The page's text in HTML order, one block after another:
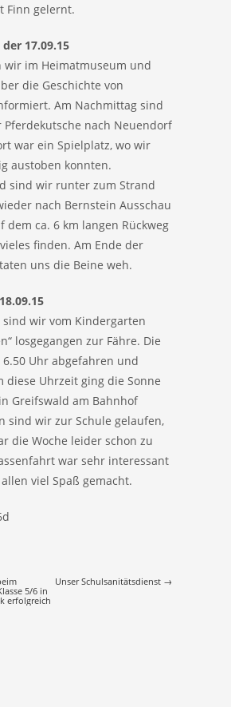
Finn gelernt.
17.09.15
wir im Heimatmuseum und
die Geschichte von
Am Nachmittag sind
nach Neuendorf
war ein Spielplatz, wo wir
austoben konnten.
sind wir runter zum Strand
nach Bernstein Ausschau
dem ca. 6 km langen Rückweg
finden. Am Ende der
uns die Beine weh.
sind wir vom Kindergarten
losgegangen zur Fähre. Die
6.50 Uhr abgefahren und
diese Uhrzeit ging die Sonne
Greifswald am Bahnhof
sind wir zur Schule gelaufen,
die Woche leider schon zu
war sehr interessant
viel Spaß gemacht.
5/6 in
erfolgreich
Unser Schulsanitätsdienst →